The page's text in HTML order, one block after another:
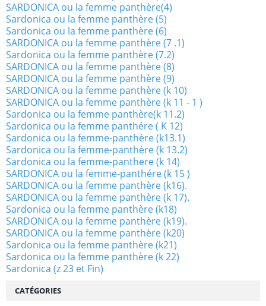
SARDONICA ou la femme panthère(4)
Sardonica ou la femme panthère (5)
Sardonica ou la femme panthère (6)
SARDONICA ou la femme panthère (7 .1)
Sardonica ou la femme panthère (7.2)
SARDONICA ou la femme panthère (8)
SARDONICA ou la femme panthère (9)
SARDONICA ou la femme panthère (k 10)
SARDONICA ou la femme panthère (k 11 - 1 )
Sardonica ou la femme panthère(k 11.2)
Sardonica ou la femme panthére ( K 12)
Sardonica ou la femme-panthère (k13.1)
Sardonica ou la femme-panthère (k 13.2)
Sardonica ou la femme-panthere (k 14)
SARDONICA ou la femme-panthére (k 15 )
SARDONICA ou la femme panthère (k16).
SARDONICA ou la femme panthère (k 17).
Sardonica ou la femme panthère (k18)
SARDONICA ou la femme panthère (k19).
SARDONICA ou la femme panthère (k20)
Sardonica ou la femme panthère (k21)
Sardonica ou la femme panthère (k 22)
Sardonica (z 23 et Fin)
CATÉGORIES